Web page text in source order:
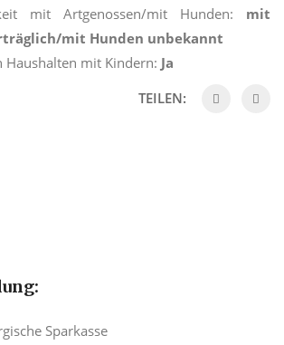
mit Artgenossen/mit Hunden: mit
mit Hunden unbekannt
Haushalten mit Kindern: Ja
TEILEN:
Sparkasse